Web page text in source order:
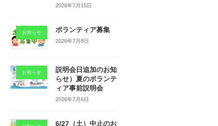
2026年7月15日
お知らせ ボランティア募集
2026年7月8日
お知らせ
説明会日追加のお知
らせ）夏のボランテ
ィア事前説明会
2026年7月6日
6/27（土）中止のお